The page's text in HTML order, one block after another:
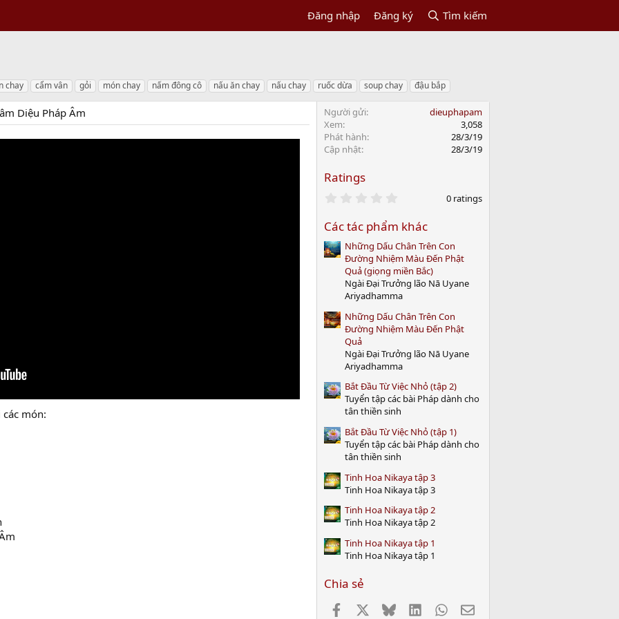
Đăng nhập Đăng ký Tìm kiếm
chay cẩm vân gỏi món chay nấm đông cô nấu ăn chay nấu chay ruốc dừa soup chay đậu bắp
Diệu Pháp Âm
món:
Người gửi
dieuphapam
Xem
3,058
Phát hành
28/3/19
Cập nhật
28/3/19
Ratings
0
t
a
r
(
s
)
0 ratings
Các tác phẩm khác
Những Dấu Chân Trên Con
Đường Nhiệm Màu Đến Phật
Quả (giọng miền Bắc)
Ngài Đại Trưởng lão Nā Uyane
Ariyadhamma
Những Dấu Chân Trên Con
Đường Nhiệm Màu Đến Phật
Quả
Ngài Đại Trưởng lão Nā Uyane
Ariyadhamma
Bắt Đầu Từ Việc Nhỏ (tập 2)
Tuyển tập các bài Pháp dành cho
tân thiền sinh
Bắt Đầu Từ Việc Nhỏ (tập 1)
Tuyển tập các bài Pháp dành cho
tân thiền sinh
Tinh Hoa Nikaya tập 3
Tinh Hoa Nikaya tập 3
Tinh Hoa Nikaya tập 2
Tinh Hoa Nikaya tập 2
Tinh Hoa Nikaya tập 1
Tinh Hoa Nikaya tập 1
Chia sẻ
Facebook Bluesky LinkedInWhatsApp
Email